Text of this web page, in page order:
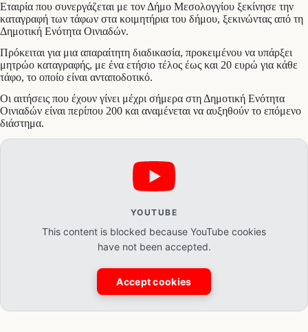
Εταιρία που συνεργάζεται με τον Δήμο Μεσολογγίου ξεκίνησε την
καταγραφή των τάφων στα κοιμητήρια του δήμου, ξεκινώντας από τη
Δημοτική Ενότητα Οινιαδών.
Πρόκειται για μια απαραίτητη διαδικασία, προκειμένου να υπάρξει
μητρώο καταγραφής, με ένα ετήσιο τέλος έως και 20 ευρώ για κάθε
τάφο, το οποίο είναι ανταποδοτικό.
Οι αιτήσεις που έχουν γίνει μέχρι σήμερα στη Δημοτική Ενότητα
Οινιαδών είναι περίπου 200 και αναμένεται να αυξηθούν το επόμενο
διάστημα.
YOUTUBE
This content is blocked because YouTube cookies
have not been accepted.
Accept cookies